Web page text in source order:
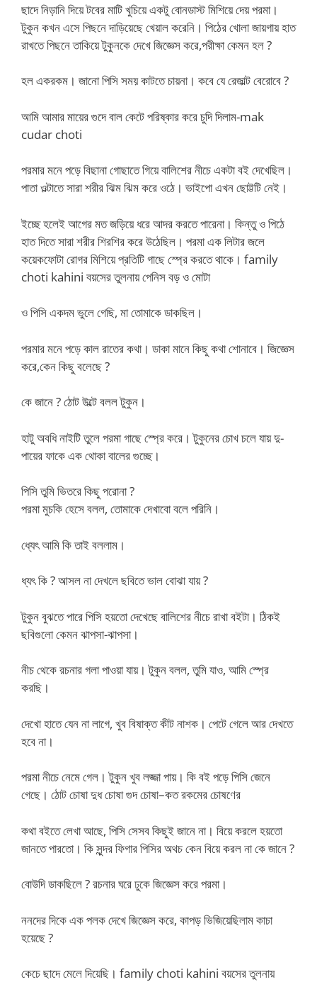
ছাদে নিড়ানি দিয়ে টবের মাটি খুচিয়ে একটু বোনডাস্ট মিশিয়ে দেয় পরমা।
টুকুন কখন এসে পিছনে দাড়িয়েছে খেয়াল করেনি। পিঠের খোলা জায়গায় হাত
রাখতে পিছনে তাকিয়ে টুকুনকে দেখে জিজ্ঞেস করে,পরীক্ষা কেমন হল ?
হল একরকম। জানো পিসি সময় কাটতে চায়না। কবে যে রেজাল্ট বেরোবে ?
আমি আমার মায়ের গুদে বাল কেটে পরিষ্কার করে চুদি দিলাম-mak
cudar choti
পরমার মনে পড়ে বিছানা গোছাতে গিয়ে বালিশের নীচে একটা বই দেখেছিল।
পাতা ওল্টাতে সারা শরীর ঝিম ঝিম করে ওঠে। ভাইপো এখন ছোট্টটি নেই।
ইচ্ছে হলেই আগের মত জড়িয়ে ধরে আদর করতে পারেনা। কিন্তু ও পিঠে
হাত দিতে সারা শরীর শিরশির করে উঠেছিল। পরমা এক লিটার জলে
কয়েকফোটা রোগর মিশিয়ে প্রতিটি গাছে স্প্রে করতে থাকে। family
choti kahini বয়সের তুলনায় পেনিস বড় ও মোটা
ও পিসি একদম ভুলে গেছি, মা তোমাকে ডাকছিল।
পরমার মনে পড়ে কাল রাতের কথা। ডাকা মানে কিছু কথা শোনাবে। জিজ্ঞেস
করে,কেন কিছু বলেছে ?
কে জানে ? ঠোট উল্টে বলল টুকুন।
হাটু অবধি নাইটি তুলে পরমা গাছে স্প্রে করে। টুকুনের চোখ চলে যায় দু-
পায়ের ফাকে এক থোকা বালের গুচ্ছে।
পিসি তুমি ভিতরে কিছু পরোনা ?
পরমা মুচকি হেসে বলল, তোমাকে দেখাবো বলে পরিনি।
ধ্যেৎ আমি কি তাই বললাম।
ধ্যৎ কি ? আসল না দেখলে ছবিতে ভাল বোঝা যায় ?
টুকুন বুঝতে পারে পিসি হয়তো দেখেছে বালিশের নীচে রাখা বইটা। ঠিকই
ছবিগুলো কেমন ঝাপসা-ঝাপসা।
নীচ থেকে রচনার গলা পাওয়া যায়। টুকুন বলল, তুমি যাও, আমি স্প্রে
করছি।
দেখো হাতে যেন না লাগে, খুব বিষাক্ত কীট নাশক। পেটে গেলে আর দেখতে
হবে না।
পরমা নীচে নেমে গেল। টুকুন খুব লজ্জা পায়। কি বই পড়ে পিসি জেনে
গেছে। ঠোট চোষা দুধ চোষা গুদ চোষা–কত রকমের চোষণের
কথা বইতে লেখা আছে, পিসি সেসব কিছুই জানে না। বিয়ে করলে হয়তো
জানতে পারতো। কি সুন্দর ফিগার পিসির অথচ কেন বিয়ে করল না কে জানে ?
বোউদি ডাকছিলে ? রচনার ঘরে ঢুকে জিজ্ঞেস করে পরমা।
ননদের দিকে এক পলক দেখে জিজ্ঞেস করে, কাপড় ভিজিয়েছিলাম কাচা
হয়েছে ?
কেচে ছাদে মেলে দিয়েছি। family choti kahini বয়সের তুলনায়